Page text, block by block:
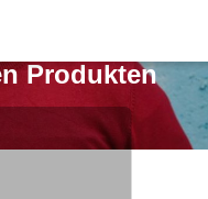
Produkten